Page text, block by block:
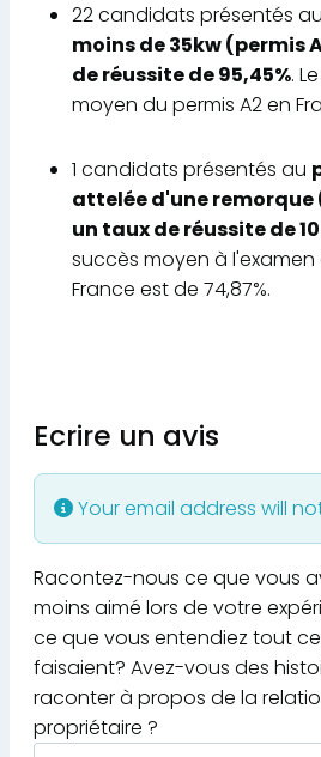
22 candidats présentés au
moins de 35kw (permis
de réussite de 95,45%.
moyen du permis A2 en
1 candidats présentés au
attelée d'une remorque
un taux de réussite de
succès moyen à l'examen
France est de 74,87%.
Ecrire un avis
Your email address will
Racontez-nous ce que vous
moins aimé lors de votre
ce que vous entendiez tout
faisaient? Avez-vous des
raconter à propos de la
propriétaire ?